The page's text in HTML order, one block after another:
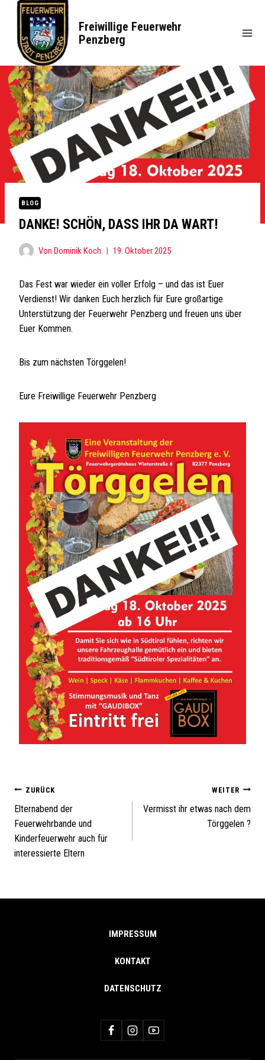
springen
Freiwillige Feuerwehr
Penzberg
BLOG
DANKE! SCHÖN, DASS IHR DA WART!
Von Dominik Koch 19. Oktober 2025
Das Fest war wieder ein voller Erfolg – und das ist Euer
Verdienst! Wir danken Euch herzlich für Eure großartige
Unterstützung der Feuerwehr Penzberg und freuen uns über
Euer Kommen.
Bis zum nächsten Törggelen!
Eure Freiwillige Feuerwehr Penzberg
ZURÜCK
Elternabend der
Feuerwehrbande und
Kinderfeuerwehr auch für
interessierte Eltern
WEITER
Vermisst ihr etwas nach dem
Törggelen ?
IMPRESSUM
KONTAKT
DATENSCHUTZ